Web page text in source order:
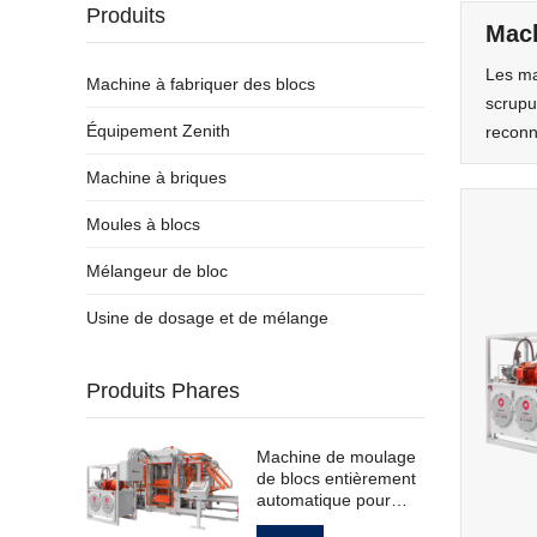
Les
Produits
Machine à fabriquer des blocs
Équipement Zenith
Machine à briques
Moules à blocs
Mélangeur de bloc
Usine de dosage et de mélange
Produits Phares
Machine de moulage
de blocs entièrement
automatique pour
pavés creux standard